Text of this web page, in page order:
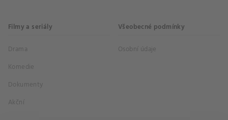
Filmy a seriály
Drama
Komedie
Dokumenty
Akční
Všeobecné podmínky
Osobní údaje